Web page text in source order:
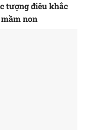
tượng điêu khắc
non